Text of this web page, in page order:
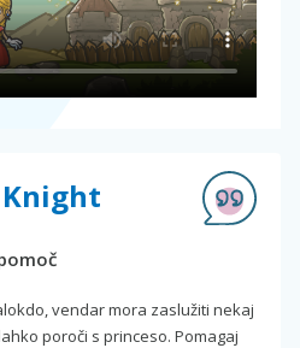
vendar mora zaslužiti nekaj
poroči s princeso. Pomagaj